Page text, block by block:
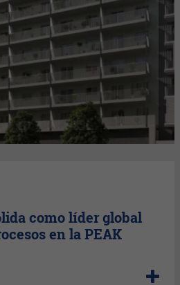
como líder global
en la PEAK